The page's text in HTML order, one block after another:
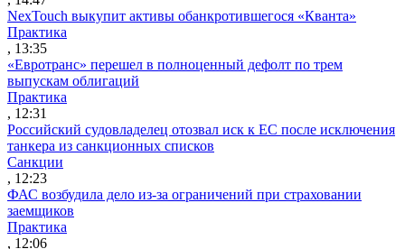
NexTouch выкупит активы обанкротившегося «Кванта»
Практика
, 13:35
«Евротранс» перешел в полноценный дефолт по трем
выпускам облигаций
Практика
, 12:31
Российский судовладелец отозвал иск к ЕС после исключения
танкера из санкционных списков
Санкции
, 12:23
ФАС возбудила дело из-за ограничений при страховании
заемщиков
Практика
, 12:06